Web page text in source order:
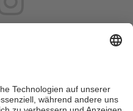
für alle, die Südtirol nicht nur
wollen – inklusive Tipps,